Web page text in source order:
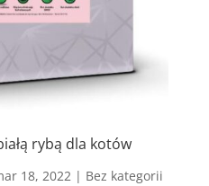
rybą dla kotów
18, 2022| Bez kategorii